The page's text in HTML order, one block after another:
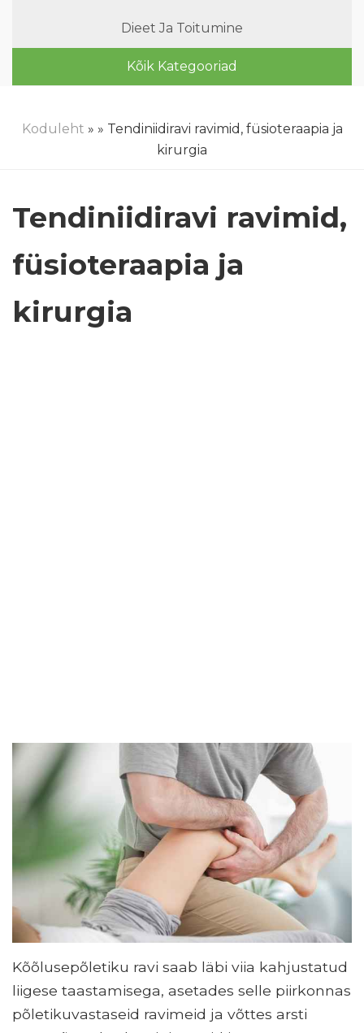
Dieet Ja Toitumine
Kõik Kategooriad
Koduleht » » Tendiniidiravi ravimid, füsioteraapia ja
kirurgia
Tendiniidiravi ravimid,
füsioteraapia ja
kirurgia
Kõõlusepõletiku ravi saab läbi viia kahjustatud
liigese taastamisega, asetades selle piirkonnas
põletikuvastaseid ravimeid ja võttes arsti